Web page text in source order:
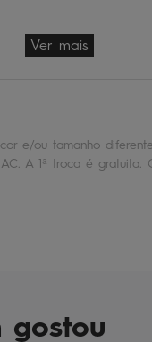
Ver mais
e/ou tamanho
A 1ª troca é
gostou